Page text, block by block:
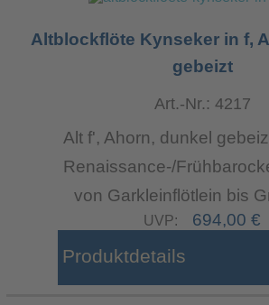
Altblockflöte Kynseker in f,
gebeizt
Art.-Nr.: 4217
Alt f', Ahorn, dunkel
Renaissance-/
von Garkleinflötlein bis
UVP: 694,00 €
Produktdetails